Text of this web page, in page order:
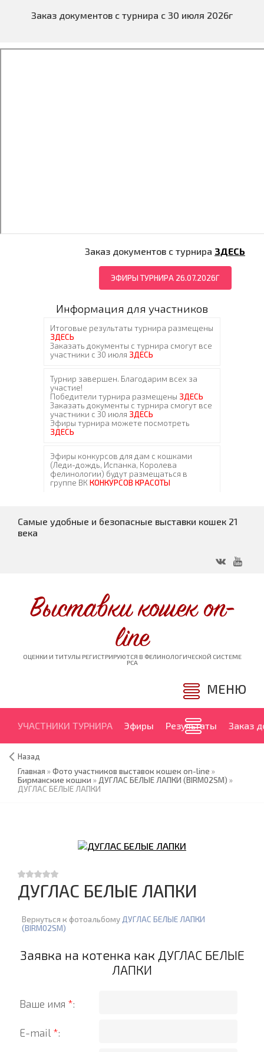
Заказ документов с турнира с 30 июля 2026г
Заказ документов с турнира ЗДЕСЬ
ЭФИРЫ ТУРНИРА 26.07.2026Г
Информация для участников
Самые удобные и безопасные выставки кошек 21
века
Выставки кошек on-
line
ОЦЕНКИ И ТИТУЛЫ РЕГИСТРИРУЮТСЯ В ФЕЛИНОЛОГИЧЕСКОЙ СИСТЕМЕ
PCA
МЕНЮ
УЧАСТНИКИ ТУРНИРА Эфиры Результаты Заказ
Назад
Главная »Фото участников выставок кошек on-line »
Бирманские кошки » ДУГЛАС БЕЛЫЕ ЛАПКИ (BIRM02SM) »
ДУГЛАС БЕЛЫЕ ЛАПКИ
ДУГЛАС БЕЛЫЕ ЛАПКИ
Вернуться к фотоальбому ДУГЛАС БЕЛЫЕ ЛАПКИ
(BIRM02SM)
Заявка на котенка как ДУГЛАС БЕЛЫЕ
ЛАПКИ
Ваше имя *:
E-mail *: